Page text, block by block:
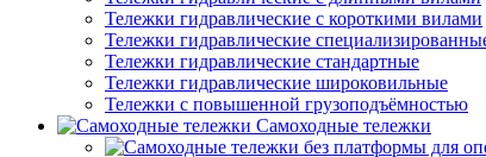
Тележки гидравлические с короткими вилами
Тележки гидравлические
Тележки гидравлические стандартные
Тележки гидравлические широковильные
Тележки с повышенной грузоподъёмностью
Самоходные тележки